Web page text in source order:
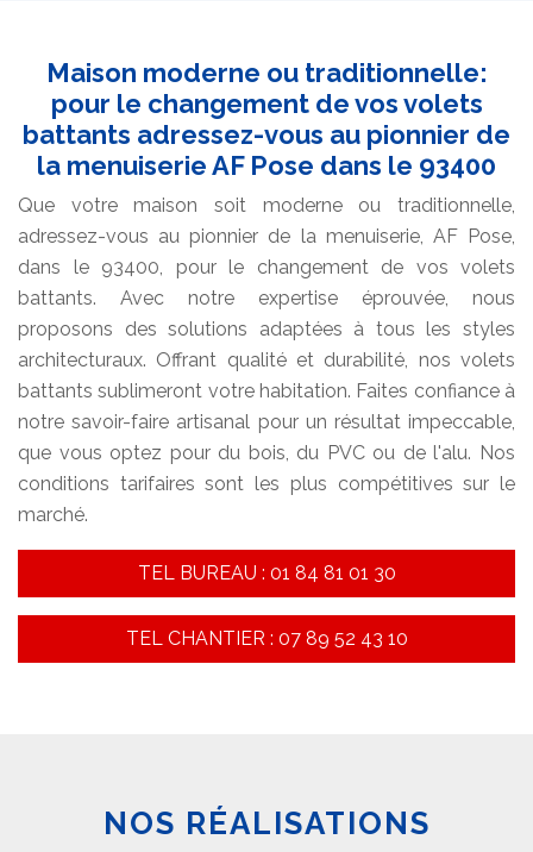
Maison moderne ou traditionnelle:
pour le changement de vos volets
battants adressez-vous au pionnier de
la menuiserie AF Pose dans le 93400
Que votre maison soit moderne ou traditionnelle,
adressez-vous au pionnier de la menuiserie, AF Pose,
dans le 93400, pour le changement de vos volets
battants. Avec notre expertise éprouvée, nous
proposons des solutions adaptées à tous les styles
architecturaux. Offrant qualité et durabilité, nos volets
battants sublimeront votre habitation. Faites confiance à
notre savoir-faire artisanal pour un résultat impeccable,
que vous optez pour du bois, du PVC ou de l'alu. Nos
conditions tarifaires sont les plus compétitives sur le
marché.
TEL BUREAU : 01 84 81 01 30
TEL CHANTIER : 07 89 52 43 10
NOS RÉALISATIONS